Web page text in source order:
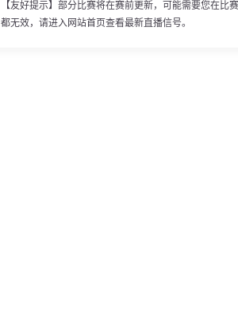
【友好提示】部分比赛将在赛前更新，可能需要您在
都无效，请进入网站首页查看最新直播信号。